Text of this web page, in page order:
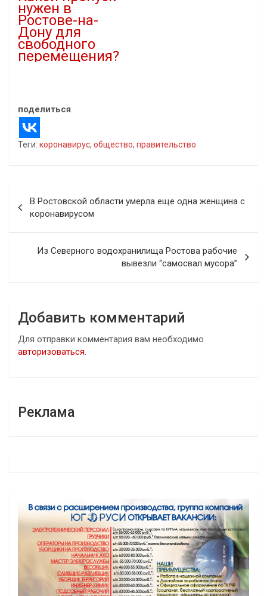
нужен в
Ростове-на-
Дону для
свободного
перемещения?
поделиться
Теги: коронавирус, общество, правительство
по
записям
В Ростовской области умерла еще одна женщина с
коронавирусом
Из Северного водохранилища Ростова рабочие
вывезли “самосвал мусора”
Добавить комментарий
Для отправки комментария вам необходимо
авторизоваться.
Реклама